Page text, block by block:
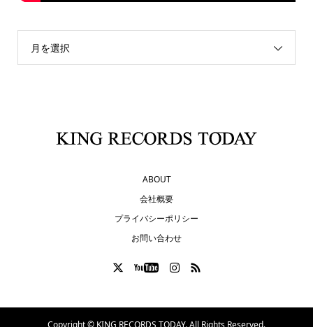
月を選択
ABOUT
会社概要
プライバシーポリシー
お問い合わせ
Copyright © KING RECORDS TODAY. All Rights Reserved.